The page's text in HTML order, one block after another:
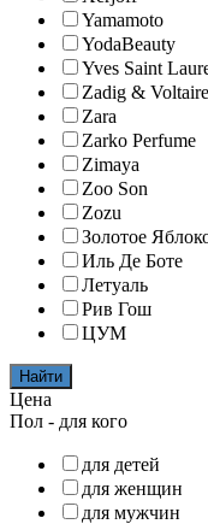
Yamamoto
YodaBeauty
Yves Saint
Zadig & Voltaire
Zara
Zarko Perfume
Zimaya
Zoo Son
Zozu
Золотое
Иль Де Боте
Летуаль
Рив Гош
ЦУМ
Найти
Цена
Пол - для кого
для детей
для женщин
для мужчин